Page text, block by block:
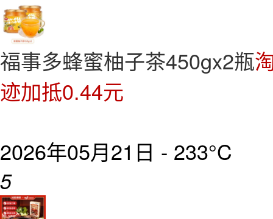
福事多蜂蜜柚子茶450gx2瓶
迹加抵0.44元
2026年05月21日 - 233°C
5